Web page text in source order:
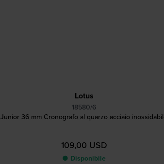
Lotus
18580/6
Junior 36 mm Cronografo al quarzo acciaio
109,00 USD
● Disponibile